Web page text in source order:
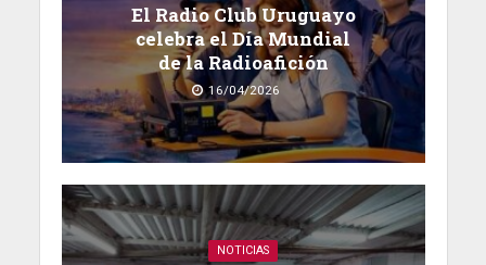
El Radio Club Uruguayo
celebra el Día Mundial
de la Radioafición
16/04/2026
NOTICIAS